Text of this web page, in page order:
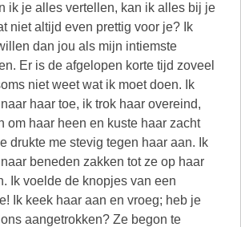
ik je alles vertellen, kan ik alles bij je
niet altijd even prettig voor je? Ik
dan jou als mijn intiemste
Er is de afgelopen korte tijd zoveel
niet weet wat ik moet doen. Ik
haar toe, ik trok haar overeind,
om haar heen en kuste haar zacht
drukte me stevig tegen haar aan. Ik
beneden zakken tot ze op haar
Ik voelde de knopjes van een
Ik keek haar aan en vroeg; heb je
aangetrokken? Ze begon te